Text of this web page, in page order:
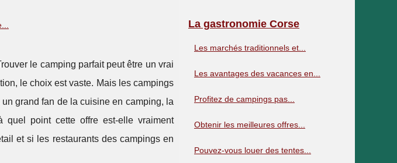
le camping parfait peut être un vrai
le choix est vaste. Mais les campings
grand fan de la cuisine en camping, la
quel point cette offre est-elle vraiment
et si les restaurants des campings en
La gastronomie Corse
Les marchés traditionnels et...
Les avantages des vacances en...
Profitez de campings pas...
Obtenir les meilleures offres...
Pouvez-vous louer des tentes...